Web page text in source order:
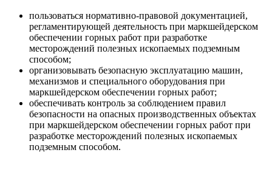
пользоваться нормативно-правовой документацией,
регламентирующей деятельность при маркшейдерском
обеспечении горных работ при разработке
месторождений полезных ископаемых подземным
способом;
организовывать безопасную эксплуатацию машин,
механизмов и специального оборудования при
маркшейдерском обеспечении горных работ;
обеспечивать контроль за соблюдением правил
безопасности на опасных производственных объектах
при маркшейдерском обеспечении горных работ при
разработке месторождений полезных ископаемых
подземным способом.